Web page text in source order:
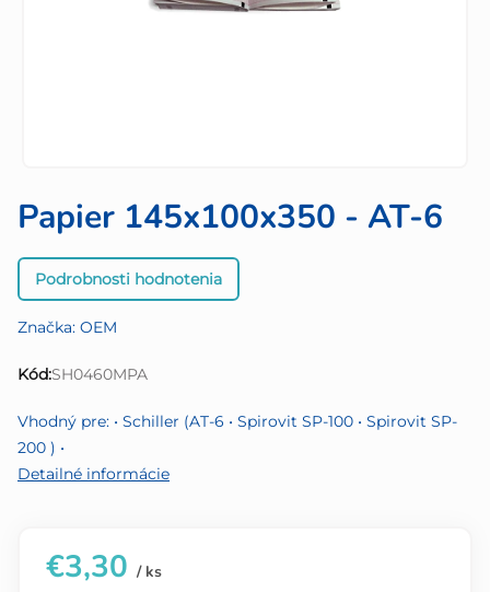
Papier 145x100x350 - AT-6
Priemerné
hodnotenie
je
0,0
5
hviezdičiek.
Podrobnosti hodnotenia
Značka: OEM
Kód:SH0460MPA
Vhodný pre: • Schiller (AT-6 • Spirovit SP-100 • Spirovit SP-
200 ) •
Detailné informácie
€3,30 / ks